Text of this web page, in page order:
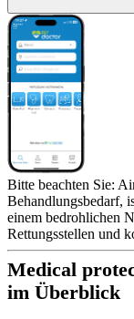
Bitte beachten Sie:
Behandlungsbedarf,
einem bedrohlichen
Rettungsstellen und
Medical
im Überblick